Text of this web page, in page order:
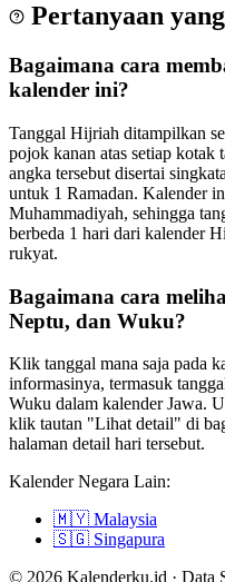
Pertanyaan
Bagaimana cara
kalender ini?
Tanggal Hijriah ditampilkan
pojok kanan atas setiap kotak
angka tersebut disertai
untuk 1 Ramadan. Kalender
Muhammadiyah, sehingga
berbeda 1 hari dari kalender
rukyat.
Bagaimana cara
Neptu, dan Wuku?
Klik tanggal mana saja pada
informasinya, termasuk
Wuku dalam kalender Jawa.
klik tautan "Lihat detail" di
halaman detail hari tersebut.
Kalender Negara Lain:
🇲🇾 Malaysia
🇸🇬 Singapura
© 2026 Kalenderku.id · Data